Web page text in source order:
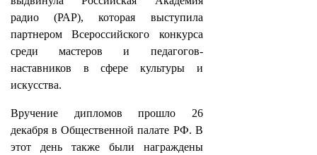
радио (РАР), которая выступила
партнером Всероссийского конкурса
среди мастеров и педагогов-
наставников в сфере культуры и
искусства.
Вручение дипломов прошло 26
декабря в Общественной палате РФ. В
этот день также были награждены